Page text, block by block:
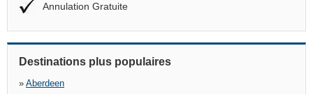
Annulation Gratuite
Destinations plus populaires
» Aberdeen